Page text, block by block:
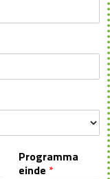
Programma
einde *